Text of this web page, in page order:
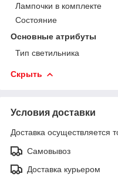
Лампочки в комплекте
Состояние
Основные атрибуты
Тип светильника
Скрыть
Условия доставки
Доставка осуществляется
Самовывоз
Доставка курьером